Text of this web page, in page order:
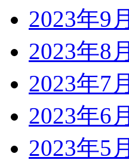
2023年9月
2023年8月
2023年7月
2023年6月
2023年5月